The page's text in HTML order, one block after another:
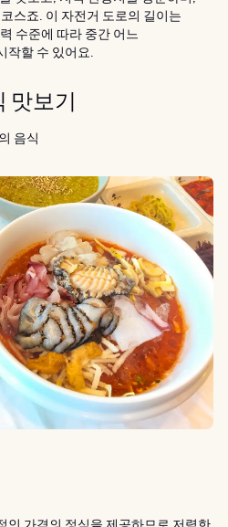
스죠. 이 자전거 도로의 길이는
수준에 따라 중간 어느
작할 수 있어요.
맛보기
음식